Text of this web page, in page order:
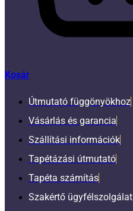
Kosár
Útmutató függönyökhoz
Vásárlás és garancia
Szállítási információk
Tapétázási útmutató
Tapéta számítás
Szakértő ügyfélszolgálat